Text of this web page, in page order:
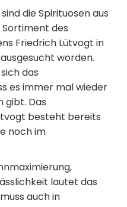
die Spirituosen aus
Sortiment des
Friedrich Lütvogt in
worden.
das
es immer mal wieder
gibt. Das
besteht bereits
noch im
lautet das
auch in